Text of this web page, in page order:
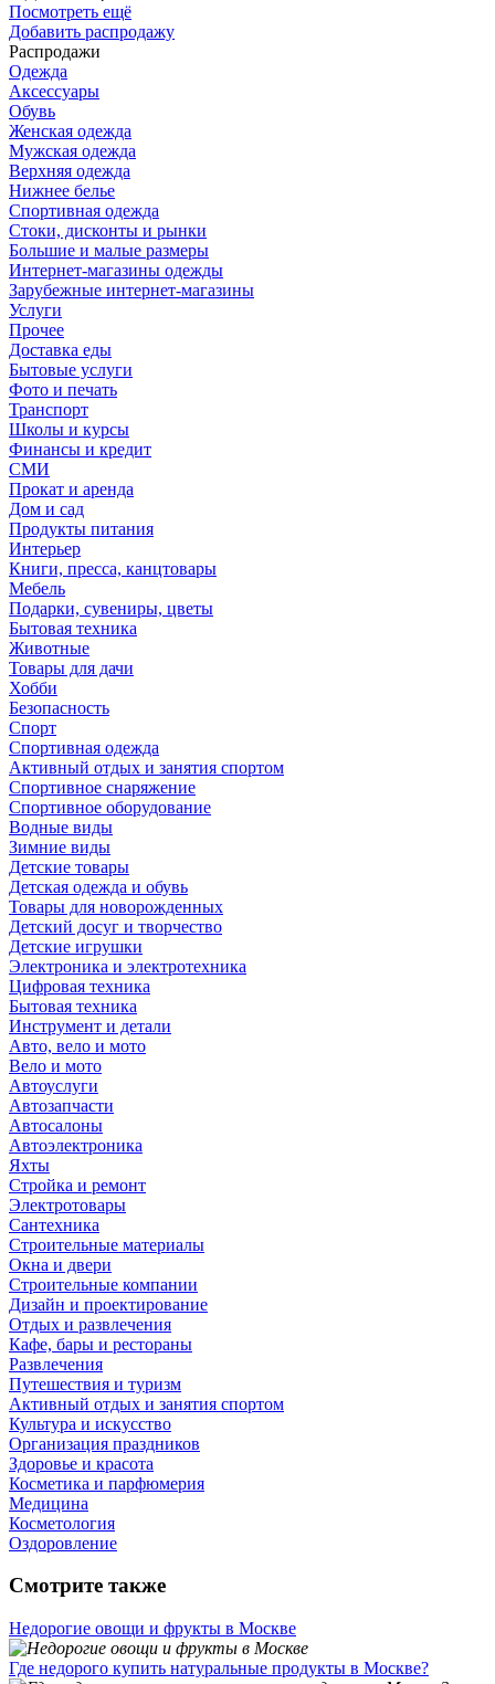
Посмотреть ещё
Добавить распродажу
Распродажи
Одежда
Аксессуары
Обувь
Женская одежда
Мужская одежда
Верхняя одежда
Нижнее белье
Спортивная одежда
Стоки, дисконты и рынки
Большие и малые размеры
Интернет-магазины одежды
Зарубежные интернет-магазины
Услуги
Прочее
Доставка еды
Бытовые услуги
Фото и печать
Транспорт
Школы и курсы
Финансы и кредит
СМИ
Прокат и аренда
Дом и сад
Продукты питания
Интерьер
Книги, пресса, канцтовары
Мебель
Подарки, сувениры, цветы
Бытовая техника
Животные
Товары для дачи
Хобби
Безопасность
Спорт
Спортивная одежда
Активный отдых и занятия спортом
Спортивное снаряжение
Спортивное оборудование
Водные виды
Зимние виды
Детские товары
Детская одежда и обувь
Товары для новорожденных
Детский досуг и творчество
Детские игрушки
Электроника и электротехника
Цифровая техника
Бытовая техника
Инструмент и детали
Авто, вело и мото
Вело и мото
Автоуслуги
Автозапчасти
Автосалоны
Автоэлектроника
Яхты
Стройка и ремонт
Электротовары
Сантехника
Строительные материалы
Окна и двери
Строительные компании
Дизайн и проектирование
Отдых и развлечения
Кафе, бары и рестораны
Развлечения
Путешествия и туризм
Активный отдых и занятия спортом
Культура и искусство
Организация праздников
Здоровье и красота
Косметика и парфюмерия
Медицина
Косметология
Оздоровление
Смотрите также
Недорогие овощи и фрукты в Москве
Где недорого купить натуральные продукты в Москве?